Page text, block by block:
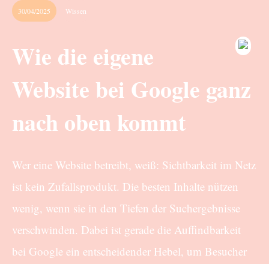
30/04/2025 Wissen
Wie die eigene
Website bei Google ganz
nach oben kommt
Wer eine Website betreibt, weiß: Sichtbarkeit im Netz
ist kein Zufallsprodukt. Die besten Inhalte nützen
wenig, wenn sie in den Tiefen der Suchergebnisse
verschwinden. Dabei ist gerade die Auffindbarkeit
bei Google ein entscheidender Hebel, um Besucher